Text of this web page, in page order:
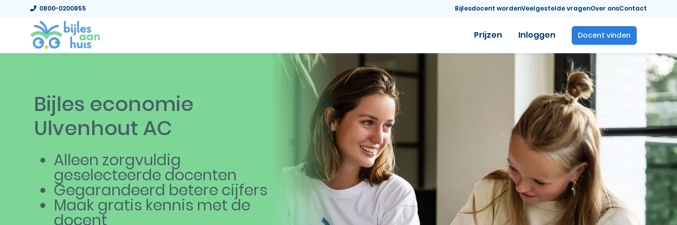
0800-0200855 Bijlesdocent wordenVeelgestelde vragenOver onsContact
Prijzen Inloggen Docent vinden
Bijles economie
Ulvenhout AC
Alleen zorgvuldig
geselecteerde docenten
Gegarandeerd betere cijfers
Maak gratis kennis met de
docent